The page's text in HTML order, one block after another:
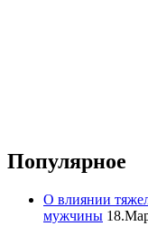
Популярное
О влиянии
мужчины